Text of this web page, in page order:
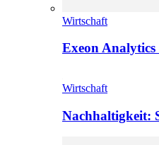
Wirtschaft
Exeon Analytics
Wirtschaft
Nachhaltigkeit: